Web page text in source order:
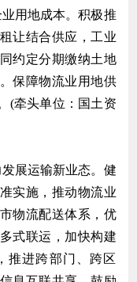
用地成本。积极推
让结合供应，工业
约定分期缴纳土地
保障物流业用地供
(牵头单位：国土资
展运输新业态。健
实施，推动物流业
物流配送体系，优
式联运，加快构建
推进跨部门、跨区